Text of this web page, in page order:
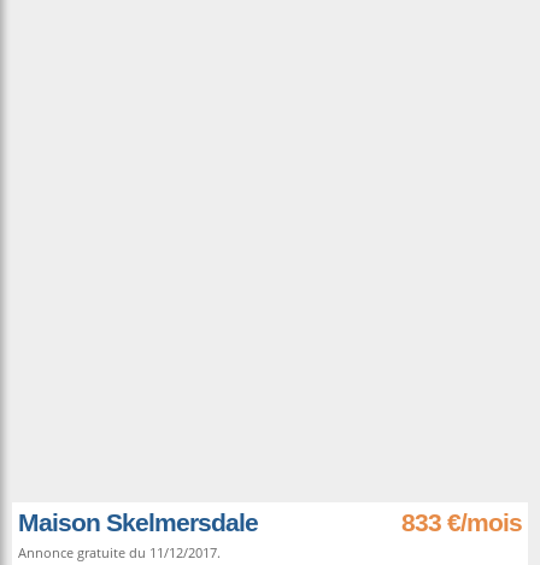
Maison Skelmersdale 833 €/mois
Annonce gratuite du 11/12/2017.